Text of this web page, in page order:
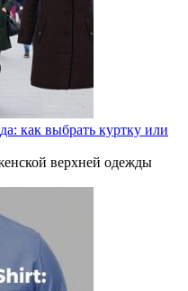
как выбрать куртку или
верхней одежды